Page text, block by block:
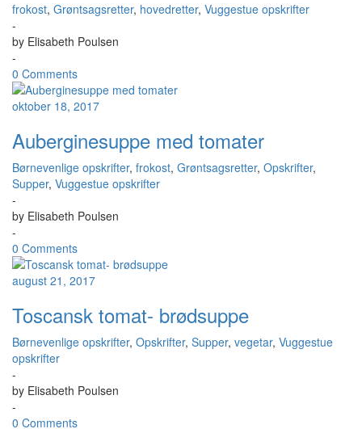
frokost, Grøntsagsretter, hovedretter, Vuggestue opskrifter
-
by Elisabeth Poulsen
-
0 Comments
oktober 18, 2017
Auberginesuppe med tomater
Børnevenlige opskrifter, frokost, Grøntsagsretter, Opskrifter,
Supper, Vuggestue opskrifter
-
by Elisabeth Poulsen
-
0 Comments
august 21, 2017
Toscansk tomat- brødsuppe
Børnevenlige opskrifter, Opskrifter, Supper, vegetar, Vuggestue
opskrifter
-
by Elisabeth Poulsen
-
0 Comments